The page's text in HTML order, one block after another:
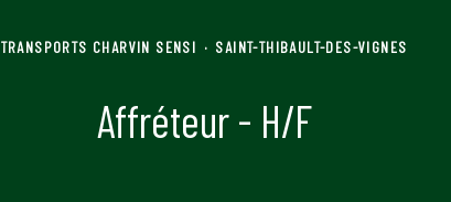
TRANSPORTS CHARVIN SENSI · SAINT-THIBAULT-DES-VIGNES
Affréteur - H/F